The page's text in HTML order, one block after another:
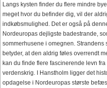
Langs kysten finder du flere mindre
meget hvor du befinder dig, vil der
indkøbsmulighed. Det er også på
Nordeuropas dejligste badestrande,
sommerhusene i omegnen.
betyder, at den aldrig føles overrendt
kan du finde flere fascinerende levn
verdenskrig. I Hanstholm ligger det
opdagelse i Nordeuropas største